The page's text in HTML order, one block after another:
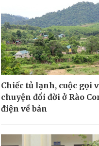
Chiếc tủ lạnh, cuộc gọi
chuyện đổi đời ở Rào
điện về bản